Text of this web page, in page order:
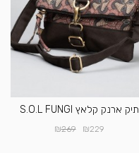
תיק ארנק קלאץ S.O.L FUNGI
₪229
₪269